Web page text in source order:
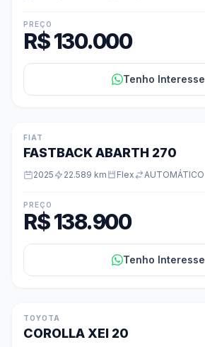
PREÇO
R$ 130.000
Tenho Interesse
★ DESTAQUE
FIAT
FASTBACK ABARTH 270
2025 22.589 km Flex AUTOMÁTICO
PREÇO
R$ 138.900
Tenho Interesse
TOYOTA
COROLLA XEI 20